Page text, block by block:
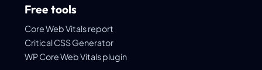
Free tools
Core Web Vitals report
Critical CSS Generator
WP Core Web Vitals plugin